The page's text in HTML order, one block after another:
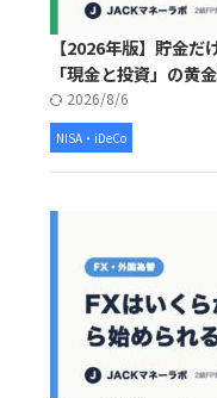
【2026年版】貯金
「現金と投資」の黄
2026/8/6
NISA・iDeCo